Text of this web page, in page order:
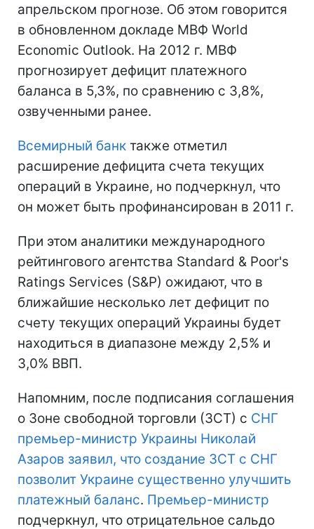
апрельском прогнозе. Об этом говорится
в обновленном докладе МВФ World
Economic Outlook. На 2012 г. МВФ
прогнозирует дефицит платежного
баланса в 5,3%, по сравнению с 3,8%,
озвученными ранее.
Всемирный банк также отметил
расширение дефицита счета текущих
операций в Украине, но подчеркнул, что
он может быть профинансирован в 2011 г.
При этом аналитики международного
рейтингового агентства Standard & Poor's
Ratings Services (S&P) ожидают, что в
ближайшие несколько лет дефицит по
счету текущих операций Украины будет
находиться в диапазоне между 2,5% и
3,0% ВВП.
Напомним, после подписания соглашения
о Зоне свободной торговли (ЗСТ) с СНГ
премьер-министр Украины Николай
Азаров заявил, что создание ЗСТ с СНГ
позволит Украине существенно улучшить
платежный баланс. Премьер-министр
подчеркнул, что отрицательное сальдо